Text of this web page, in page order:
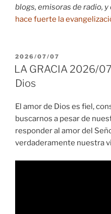
blogs, emisoras de radio,
hace fuerte la
PUBLICADO
EL
2026/07/07
LA GRACIA 2026/
Dios
El amor de Dios es fiel,
buscarnos a pesar de
responder al amor del
verdaderamente nuestra